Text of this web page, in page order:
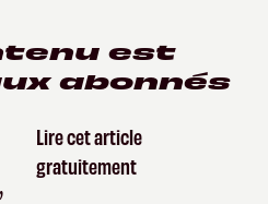
est
abonnés
Lire cet article
gratuitement